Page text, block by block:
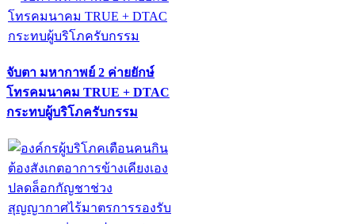
จับตา มหากาพย์ 2 ค่ายยักษ์
โทรคมนาคม TRUE + DTAC
กระทบผู้บริโภครับกรรม